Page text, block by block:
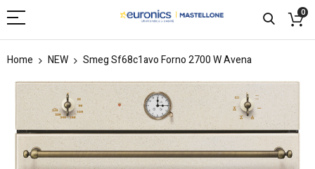
0
Home NEW Smeg Sf68c1avo Forno 2700 W Avena
Skip
the
end
of
images